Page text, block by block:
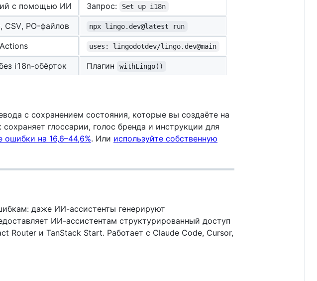
с помощью ИИ Запрос: Set up i18n
CSV, PO-файлов npx lingo.dev@latest run
uses: lingodotdev/lingo.dev@main
i18n-обёрток Плагин withLingo()
с сохранением состояния, которые вы создаёте на
глоссарии, голос бренда и инструкции для
на 16,6–44,6%. Или используйте собственную
даже ИИ-ассистенты генерируют
ИИ-ассистентам структурированный доступ
Router и TanStack Start. Работает с Claude Code, Cursor,